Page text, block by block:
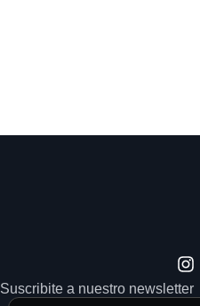
Suscribite a nuestro newsletter